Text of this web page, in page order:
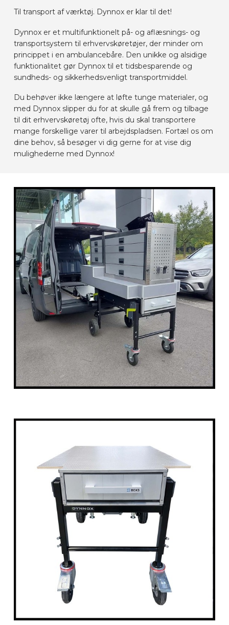
Til transport af værktøj. Dynnox er klar til det!
Dynnox er et multifunktionelt på- og aflæsnings- og
transportsystem til erhvervskøretøjer, der minder om
princippet i en ambulancebåre. Den unikke og alsidige
funktionalitet gør Dynnox til et tidsbesparende og
sundheds- og sikkerhedsvenligt transportmiddel.
Du behøver ikke længere at løfte tunge materialer, og
med Dynnox slipper du for at skulle gå frem og tilbage
til dit erhvervskøretøj ofte, hvis du skal transportere
mange forskellige varer til arbejdspladsen. Fortæl os om
dine behov, så besøger vi dig gerne for at vise dig
mulighederne med Dynnox!